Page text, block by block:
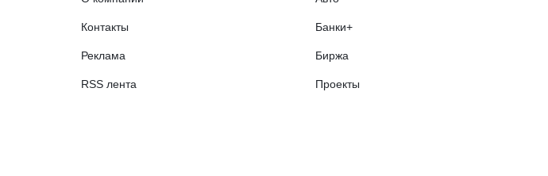
Контакты
Реклама
RSS лента
Банки+
Биржа
Проекты